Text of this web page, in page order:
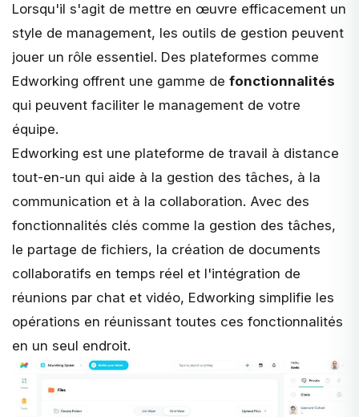
Lorsqu'il s'agit de mettre en œuvre efficacement un
style de management, les outils de gestion peuvent
jouer un rôle essentiel. Des plateformes comme
Edworking offrent une gamme de fonctionnalités
qui peuvent faciliter le management de votre
équipe.
Edworking est une plateforme de travail à distance
tout-en-un qui aide à la gestion des tâches, à la
communication et à la collaboration. Avec des
fonctionnalités clés comme la gestion des tâches,
le partage de fichiers, la création de documents
collaboratifs en temps réel et l'intégration de
réunions par chat et vidéo, Edworking simplifie les
opérations en réunissant toutes ces fonctionnalités
en un seul endroit.